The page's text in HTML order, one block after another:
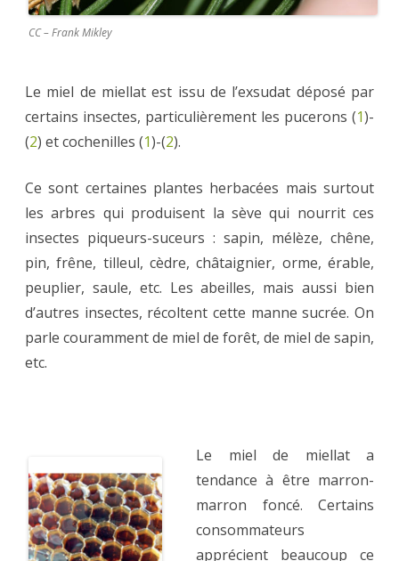
CC – Frank Mikley
Le miel de miellat est issu de l’exsudat déposé par
certains insectes, particulièrement les pucerons (1)-
(2) et cochenilles (1)-(2).
Ce sont certaines plantes herbacées mais surtout
les arbres qui produisent la sève qui nourrit ces
insectes piqueurs-suceurs : sapin, mélèze, chêne,
pin, frêne, tilleul, cèdre, châtaignier, orme, érable,
peuplier, saule, etc. Les abeilles, mais aussi bien
d’autres insectes, récoltent cette manne sucrée. On
parle couramment de miel de forêt, de miel de sapin,
etc.
Le miel de miellat a
tendance à être marron-
marron foncé. Certains
consommateurs
apprécient beaucoup ce